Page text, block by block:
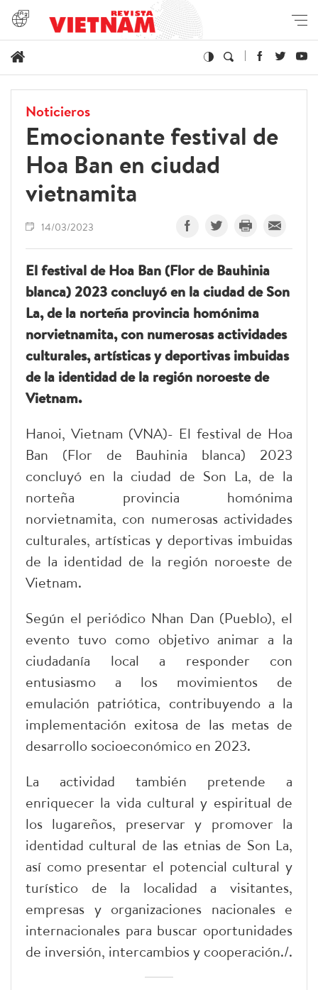
Noticieros
Emocionante festival de
Hoa Ban en ciudad
vietnamita
14/03/2023
El festival de Hoa Ban (Flor de Bauhinia
blanca) 2023 concluyó en la ciudad de Son
La, de la norteña provincia homónima
norvietnamita, con numerosas actividades
culturales, artísticas y deportivas imbuidas
de la identidad de la región noroeste de
Vietnam.
Hanoi, Vietnam (VNA)- El festival de Hoa
Ban (Flor de Bauhinia blanca) 2023
concluyó en la ciudad de Son La, de la
norteña provincia homónima
norvietnamita, con numerosas actividades
culturales, artísticas y deportivas imbuidas
de la identidad de la región noroeste de
Vietnam.
Según el periódico Nhan Dan (Pueblo), el
evento tuvo como objetivo animar a la
ciudadanía local a responder con
entusiasmo a los movimientos de
emulación patriótica, contribuyendo a la
implementación exitosa de las metas de
desarrollo socioeconómico en 2023.
La actividad también pretende a
enriquecer la vida cultural y espiritual de
los lugareños, preservar y promover la
identidad cultural de las etnias de Son La,
así como presentar el potencial cultural y
turístico de la localidad a visitantes,
empresas y organizaciones nacionales e
internacionales para buscar oportunidades
de inversión, intercambios y cooperación./.